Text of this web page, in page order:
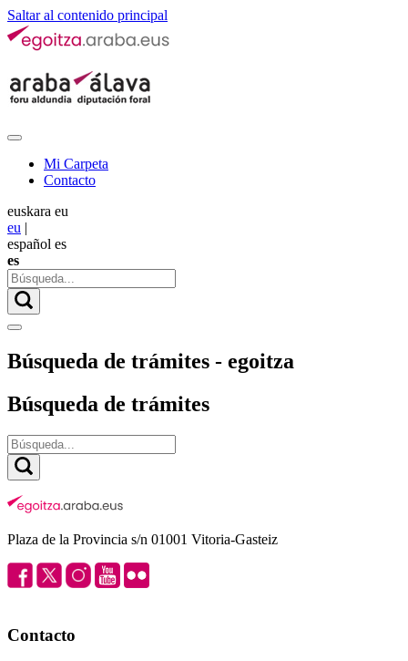
Saltar al contenido principal
Mi Carpeta
Contacto
euskara eu
eu |
español es
es
Búsqueda de trámites - egoitza
Búsqueda de trámites
Plaza de la Provincia s/n 01001 Vitoria-Gasteiz
Contacto